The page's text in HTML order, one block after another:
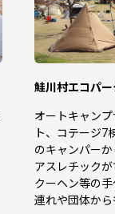
鮭川村エコパー
オートキャン
ト、コテージ7
のキャンパーか
アスレチック
クーヘン等の
連れや団体から